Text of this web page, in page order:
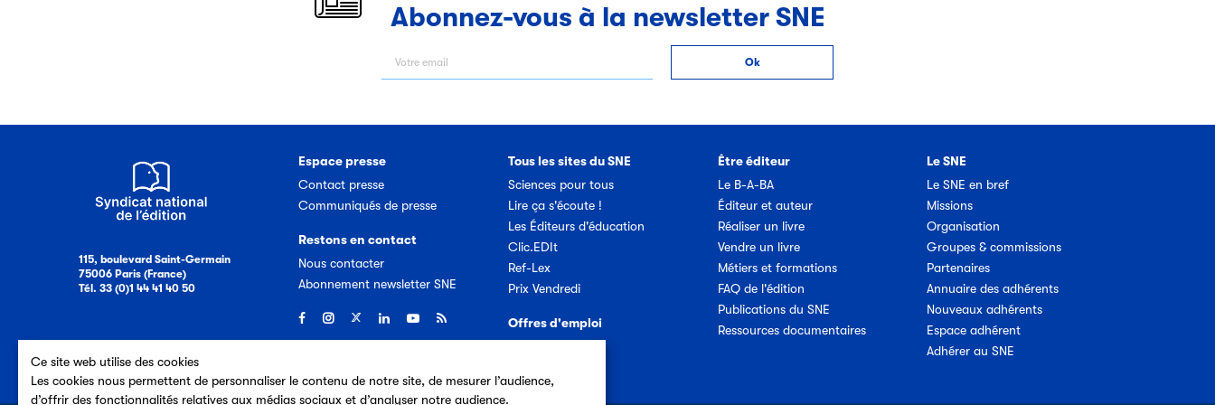
Ce site web utilise des cookies
Les cookies nous permettent de personnaliser le contenu de notre site, de mesurer l’audience,
d’offrir des fonctionnalités relatives aux médias sociaux et d’analyser notre audience.
Abonnez-vous à la newsletter SNE
115, boulevard Saint-Germain
75006 Paris (France)
Tél. 33 (0)1 44 41 40 50
Espace presse
Contact presse
Communiqués de presse
Restons en contact
Nous contacter
Abonnement newsletter SNE
Tous les sites du SNE
Sciences pour tous
Lire ça s'écoute !
Les Éditeurs d'éducation
Clic.EDIt
Ref-Lex
Prix Vendredi
Offres d'emploi
Être éditeur
Le B-A-BA
Éditeur et auteur
Réaliser un livre
Vendre un livre
Métiers et formations
FAQ de l'édition
Publications du SNE
Ressources documentaires
Le SNE
Le SNE en bref
Missions
Organisation
Groupes & commissions
Partenaires
Annuaire des adhérents
Nouveaux adhérents
Espace adhérent
Adhérer au SNE